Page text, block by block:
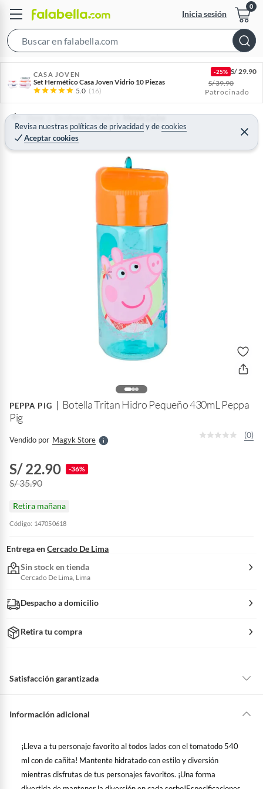
Inicia sesión
h
B
CASA JOVEN
Set Hermético Casa Joven Vidrio 10 Piezas
5.0 (16)
-25% S/29.90
S/39.90
Patrocinado
Revisa nuestras políticas de privacidadydecookies
Aceptar cookies
C
e
r
Home Decohogar - Menaje Menaje Cocina
PEPPA PIG
Botella Tritan Hidro Pequeño 430mL Peppa
Pig
Vendido por Magyk StoreS
e
(0)
S/ 22.90 -36%
S/ 35.90
Retira mañana
Código: 147050618
Entrega en Cercado De Lima
Sin stock en tienda
Cercado De Lima, Lima
Despacho a domicilio
Retira tu compra
Satisfacción garantizada
hacer una devolución.
otras con restricciones y algunas que no se pueden devolver ni cambiar.
Conoce cuáles son:
Productos vendidos por
Falabella, Tottus y otros vendedores tienen:
Información adicional
¡Lleva a tu personaje favorito al todos lados con el tomatodo 540
ml con de cañita! Mantente hidratado con estilo y diversión
mientras disfrutas de tus personajes favoritos. ¡Una forma